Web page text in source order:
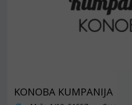
KONOBA KUMPANIJA